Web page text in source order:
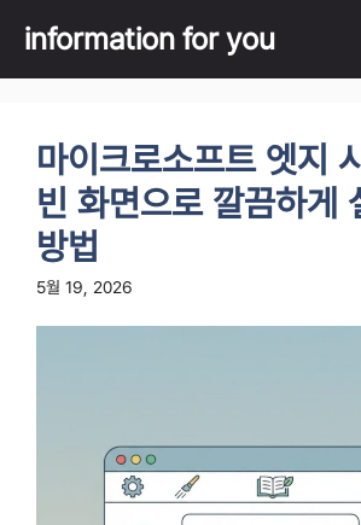
content
information for you
마이크로소프트 엣지
빈 화면으로 깔끔하게
방법
5월 19, 2026